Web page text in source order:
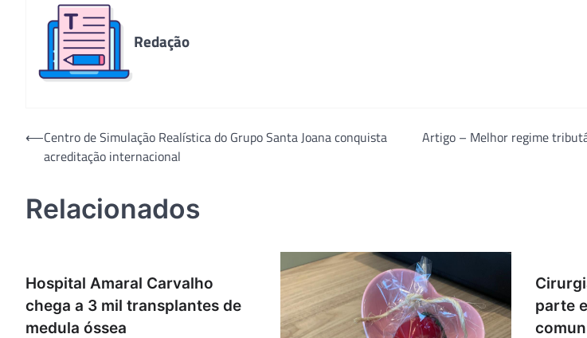
Redação
Navegação
⟵Centro de Simulação Realística do Grupo Santa Joana conquista
acreditação internacional
Artigo – Melhor regime
Relacionados
Hospital Amaral Carvalho
chega a 3 mil transplantes de
medula óssea
parte